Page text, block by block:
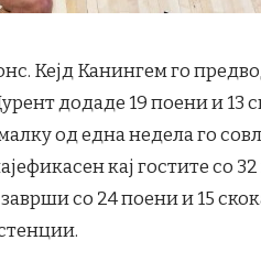
Кејд Канингем го
додаде 19 поени и 13
од една недела го
кај гостите со
со 24 поени и 15